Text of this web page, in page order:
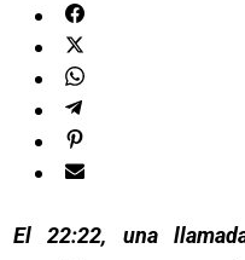
El 22:22, una